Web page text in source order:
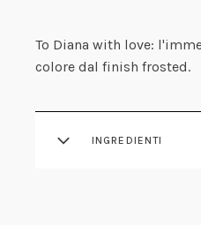
To Diana with love:
colore dal finish frosted.
INGREDIENTI